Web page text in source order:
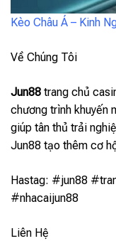
Kèo Châu Á – Kinh
Về Chúng Tôi
Jun88 trang chủ
chương trình khuyến
giúp tân thủ trải
Jun88 tạo thêm cơ
Hastag: #jun88
#nhacaijun88
Liên Hệ